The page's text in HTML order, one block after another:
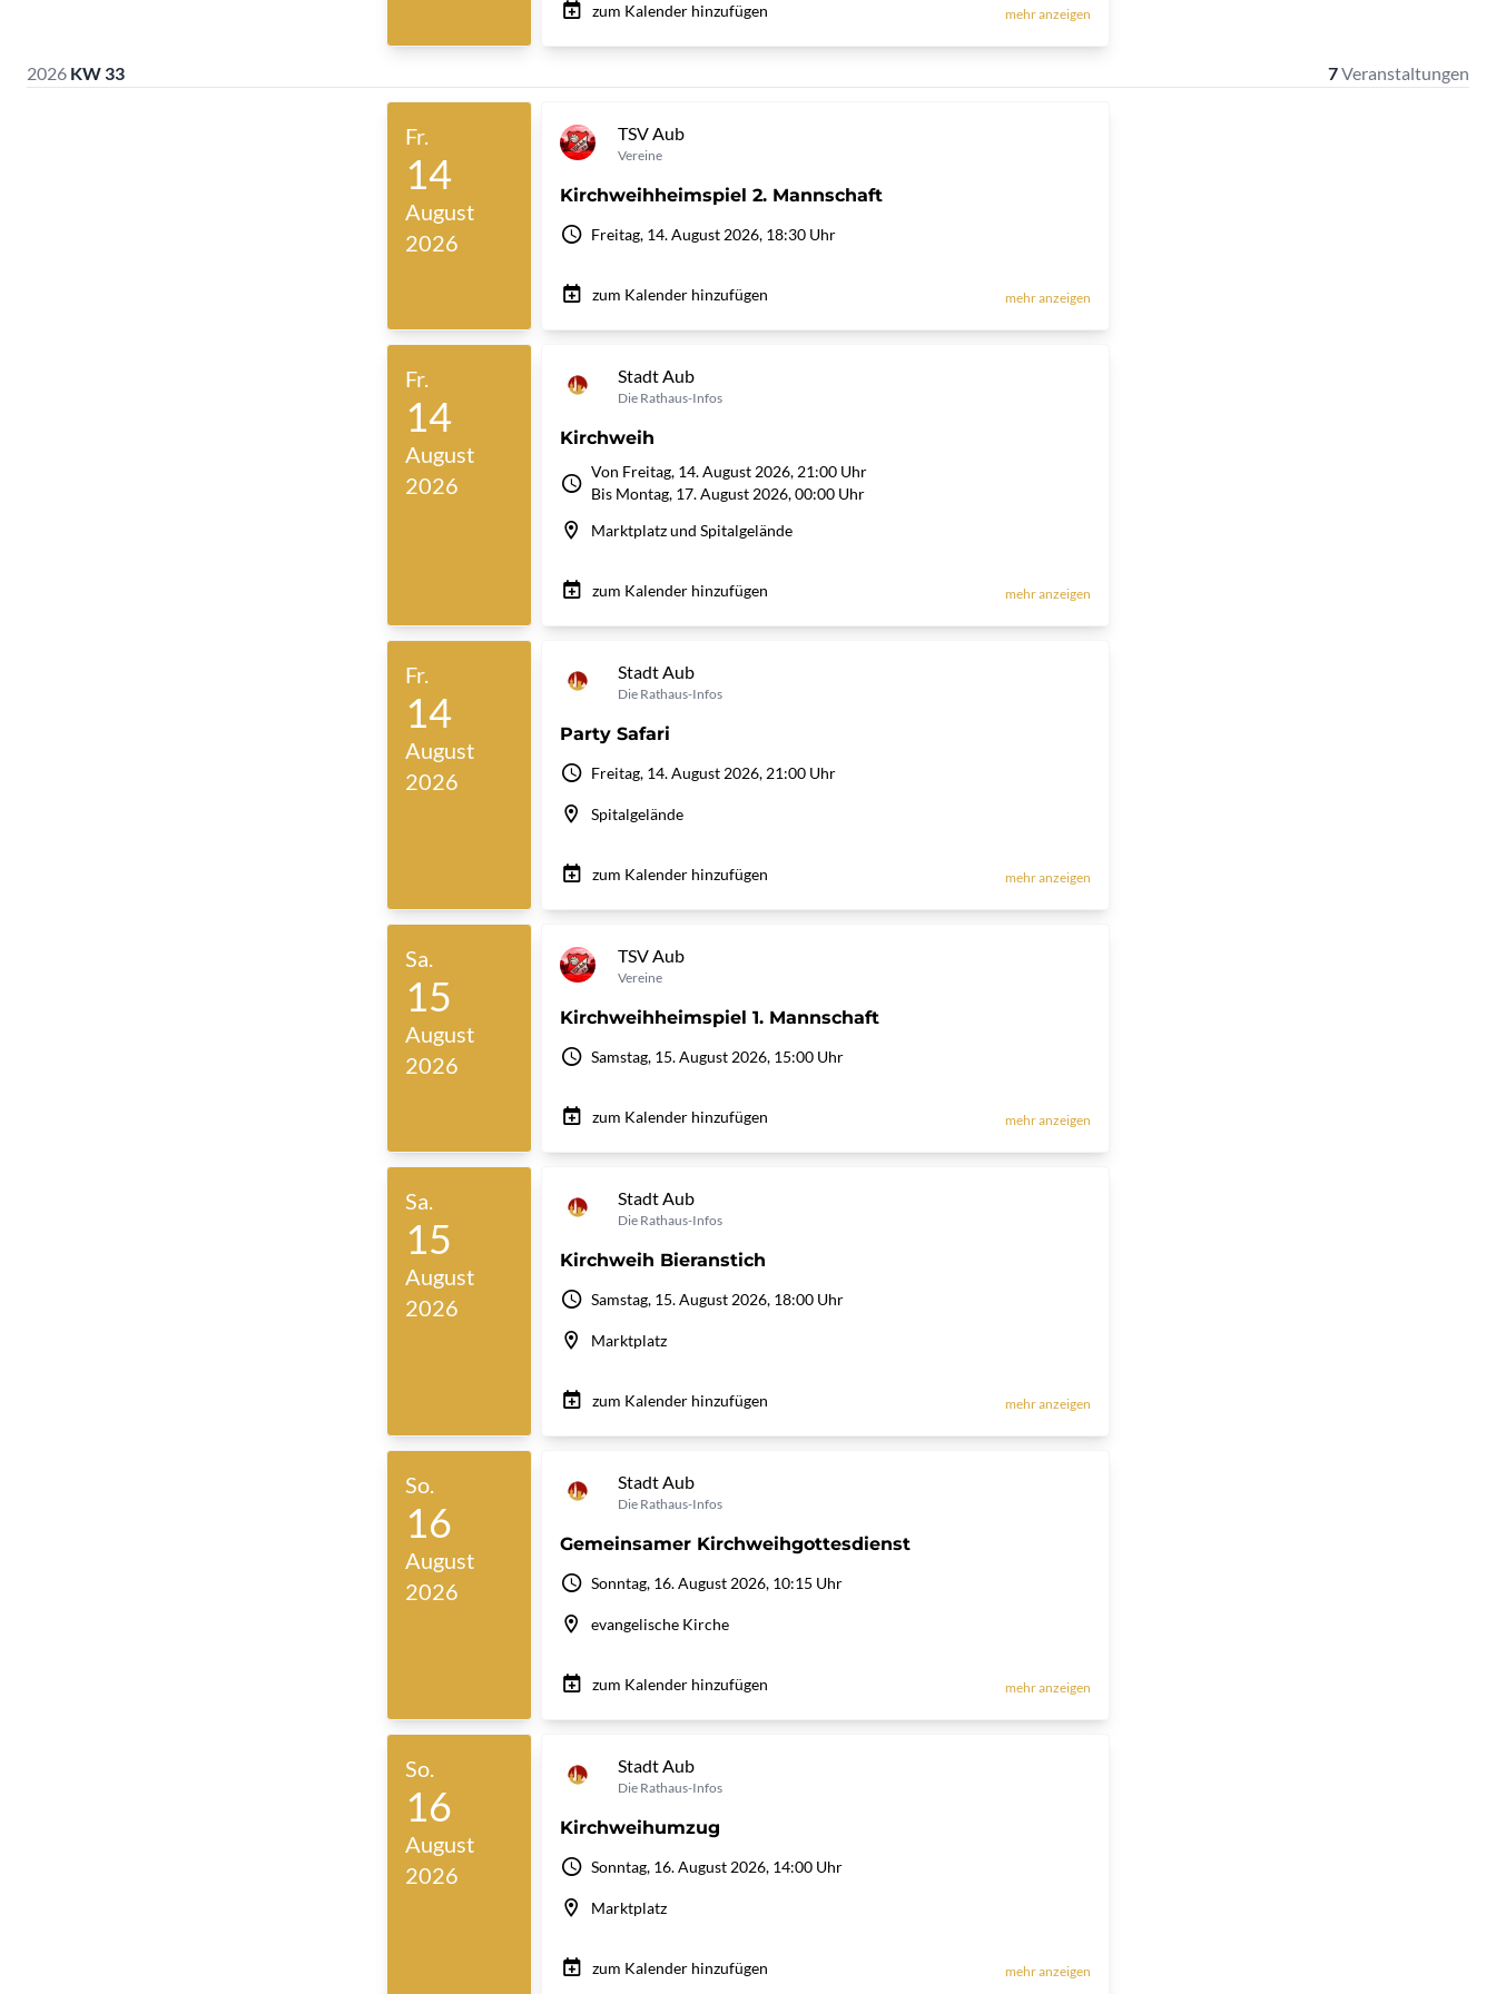
zum Kalender hinzufügen mehr anzeigen
2026 KW 33 7Veranstaltungen
Fr.
14
August
2026
TSV Aub
Vereine
Kirchweihheimspiel 2. Mannschaft
Freitag, 14. August 2026, 18:30 Uhr
zum Kalender hinzufügen mehr anzeigen
Fr.
14
August
2026
Stadt Aub
Die Rathaus-Infos
Kirchweih
Von Freitag, 14. August 2026, 21:00 Uhr
Bis Montag, 17. August 2026, 00:00 Uhr
Marktplatz und Spitalgelände
zum Kalender hinzufügen mehr anzeigen
Fr.
14
August
2026
Stadt Aub
Die Rathaus-Infos
Party Safari
Freitag, 14. August 2026, 21:00 Uhr
Spitalgelände
zum Kalender hinzufügen mehr anzeigen
Sa.
15
August
2026
TSV Aub
Vereine
Kirchweihheimspiel 1. Mannschaft
Samstag, 15. August 2026, 15:00 Uhr
zum Kalender hinzufügen mehr anzeigen
Sa.
15
August
2026
Stadt Aub
Die Rathaus-Infos
Kirchweih Bieranstich
Samstag, 15. August 2026, 18:00 Uhr
Marktplatz
zum Kalender hinzufügen mehr anzeigen
So.
16
August
2026
Stadt Aub
Die Rathaus-Infos
Gemeinsamer Kirchweihgottesdienst
Sonntag, 16. August 2026, 10:15 Uhr
evangelische Kirche
zum Kalender hinzufügen mehr anzeigen
So.
16
August
2026
Stadt Aub
Die Rathaus-Infos
Kirchweihumzug
Sonntag, 16. August 2026, 14:00 Uhr
Marktplatz
zum Kalender hinzufügen mehr anzeigen